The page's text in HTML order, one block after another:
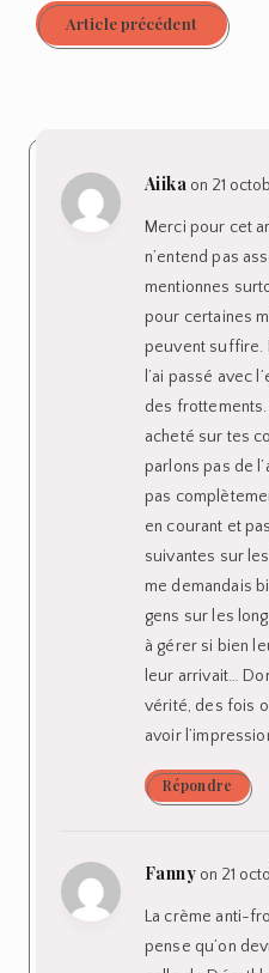
vérité, des fois
avoir
Fanny on 21
La crème anti-
pense qu’on
celle de
jamais eu de
trop de
frottements/
transpiration
(glaaam) et du
On m’a donné
marathon, ça a
souvenir
1 minutes que
La règles ne
empêchées de
sortie longue,
d’horribles
marchant, rien
pour un
Merci en tout